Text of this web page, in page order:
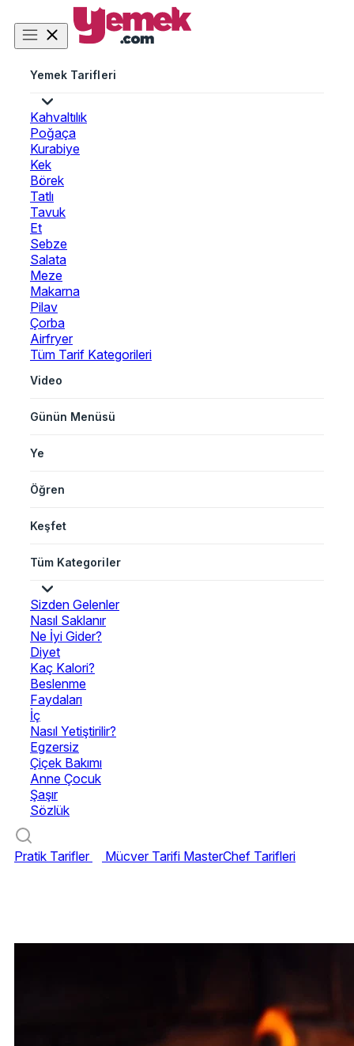
Yemek Tarifleri
Kahvaltılık
Poğaça
Kurabiye
Kek
Börek
Tatlı
Tavuk
Et
Sebze
Salata
Meze
Makarna
Pilav
Çorba
Airfryer
Tüm Tarif Kategorileri
Video
Günün Menüsü
Ye
Öğren
Keşfet
Tüm Kategoriler
Sizden Gelenler
Nasıl Saklanır
Ne İyi Gider?
Diyet
Kaç Kalori?
Beslenme
Faydaları
İç
Nasıl Yetiştirilir?
Egzersiz
Çiçek Bakımı
Anne Çocuk
Şaşır
Sözlük
Pratik Tarifler Mücver Tarifi MasterChef Tarifleri